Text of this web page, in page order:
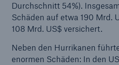
Durchschnitt 54%).
Schäden auf etwa 190 Mrd.
108 Mrd. US$ versichert.
Neben den Hurrikanen
enormen Schäden: In den